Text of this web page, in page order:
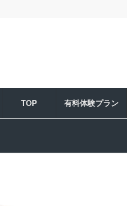
TOP 有料体験プラン